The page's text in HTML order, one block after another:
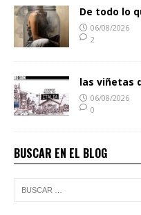
De todo lo
06/08/2026
2
las viñetas
06/08/2026
0
BUSCAR EN EL BLOG